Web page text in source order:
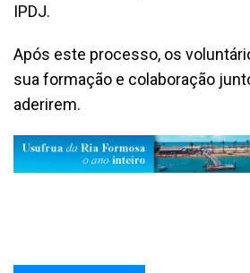
IPDJ.
Após este processo, os
sua formação e colaboração
aderirem.